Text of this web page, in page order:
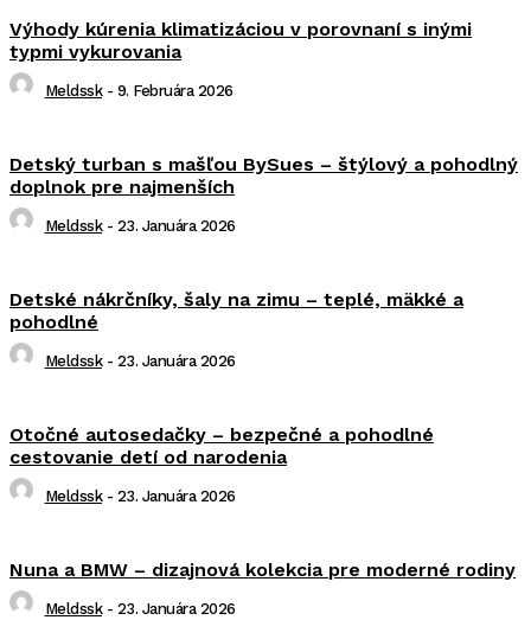
Výhody kúrenia klimatizáciou v porovnaní s inými
typmi vykurovania
Meldssk - 9. Februára 2026
Detský turban s mašľou BySues – štýlový a pohodlný
doplnok pre najmenších
Meldssk - 23. Januára 2026
Detské nákrčníky, šaly na zimu – teplé, mäkké a
pohodlné
Meldssk - 23. Januára 2026
Otočné autosedačky – bezpečné a pohodlné
cestovanie detí od narodenia
Meldssk - 23. Januára 2026
Nuna a BMW – dizajnová kolekcia pre moderné rodiny
Meldssk - 23. Januára 2026